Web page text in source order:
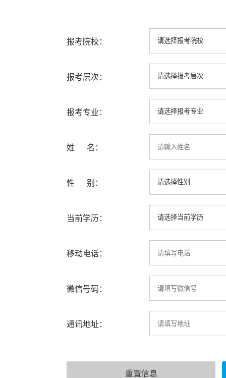
报考院校：
报考层次：
报考专业：
姓 名：
性 别：
当前学历：
移动电话：
微信号码：
通讯地址：